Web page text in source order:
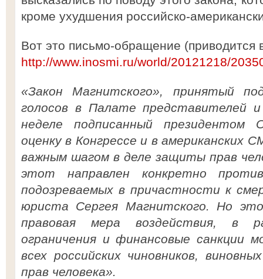
кроме ухудшения российско-
Вот это письмо-обращение (приводится
http://www.inosmi.ru/world/20121218/
«Закон Магнитского», принятый
голосов в Палате представителей
неделе подписанный президентом
оценку в Конгрессе и в американских
важным шагом в деле защиты прав
этот направлен конкретно против
подозреваемых в причастности к
юриста Сергея Магнитского. Но
правовая мера воздействия, в
ограничения и финансовые санкции
всех российских чиновников,
прав человека».